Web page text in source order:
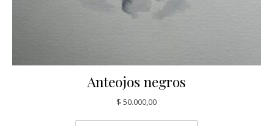
Anteojos negros
$ 50.000,00